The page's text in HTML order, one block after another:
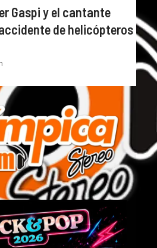
Gaspi y el cantante
de helicópteros